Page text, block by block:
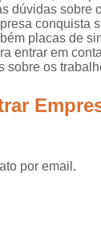
dúvidas sobre
conquista
placas de
entrar em
os
por email.